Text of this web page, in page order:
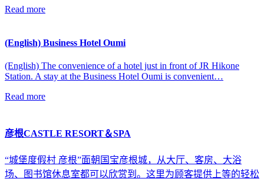
Read more
(English) Business Hotel Oumi
(English) The convenience of a hotel just in front of JR Hikone
Station. A stay at the Business Hotel Oumi is convenient…
Read more
彦根CASTLE RESORT＆SPA
“城堡度假村 彦根”面朝国宝彦根城，从大厅、客房、大浴
场、图书馆休息室都可以欣赏到。这里为顾客提供上等的轻松